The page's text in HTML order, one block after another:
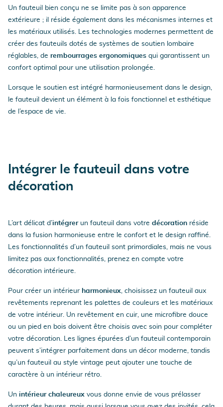
Un fauteuil bien conçu ne se limite pas à son apparence
extérieure ; il réside également dans les mécanismes internes et
les matériaux utilisés. Les technologies modernes permettent de
créer des fauteuils dotés de systèmes de soutien lombaire
réglables, de rembourrages ergonomiques qui garantissent un
confort optimal pour une utilisation prolongée.
Lorsque le soutien est intégré harmonieusement dans le design,
le fauteuil devient un élément à la fois fonctionnel et esthétique
de l’espace de vie.
Intégrer le fauteuil dans votre
décoration
L’art délicat d’intégrerun fauteuil dans votre décoration réside
dans la fusion harmonieuse entre le confort et le design raffiné.
Les fonctionnalités d’un fauteuil sont primordiales, mais ne vous
limitez pas aux fonctionnalités, prenez en compte votre
décoration intérieure.
Pour créer un intérieur harmonieux , choisissez un fauteuil aux
revêtements reprenant les palettes de couleurs et les matériaux
de votre intérieur. Un revêtement en cuir, une microfibre douce
ou un pied en bois doivent être choisis avec soin pour compléter
votre décoration. Les lignes épurées d’un fauteuil contemporain
peuvent s’intégrer parfaitement dans un décor moderne, tandis
qu’un fauteuil au style vintage peut ajouter une touche de
caractère à un intérieur rétro.
Un intérieur chaleureux vous donne envie de vous prélasser